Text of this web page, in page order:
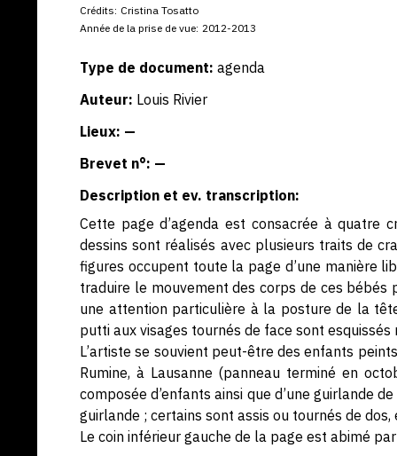
Crédits: Cristina Tosatto
Année de la prise de vue: 2012-2013
Type de document: agenda
Auteur: Louis Rivier
Lieux: —
Brevet n°: —
Description et ev. transcription:
Cette page d’agenda est consacrée à quatre
dessins sont réalisés avec plusieurs traits de
figures occupent toute la page d’une manière
traduire le mouvement des corps de ces
une attention particulière à la posture de la
putti aux visages tournés de face sont esquissés
L’artiste se souvient peut-être des enfants
Rumine, à Lausanne (panneau terminé en
composée d’enfants ainsi que d’une guirlande
guirlande ; certains sont assis ou tournés de
Le coin inférieur gauche de la page est abimé